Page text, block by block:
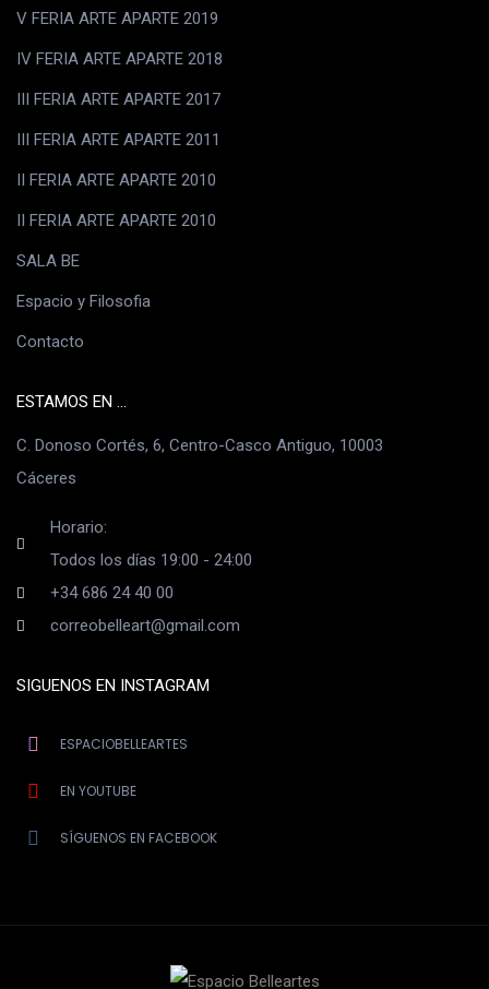
V FERIA ARTE APARTE 2019
IV FERIA ARTE APARTE 2018
III FERIA ARTE APARTE 2017
III FERIA ARTE APARTE 2011
II FERIA ARTE APARTE 2010
II FERIA ARTE APARTE 2010
SALA BE
Espacio y Filosofia
Contacto
ESTAMOS EN ...
C. Donoso Cortés, 6, Centro-Casco Antiguo, 10003
Cáceres
Horario:
Todos los días 19:00 - 24:00
+34 686 24 40 00
correobelleart@gmail.com
SIGUENOS EN INSTAGRAM
ESPACIOBELLEARTES
EN YOUTUBE
SÍGUENOS EN FACEBOOK